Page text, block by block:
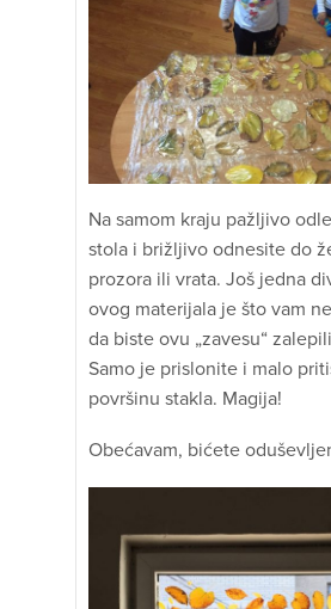
Na samom kraju pažljivo
stola i brižljivo odnesite do
prozora ili vrata. Još jedna
ovog materijala je što vam
da biste ovu „zavesu“
Samo je prislonite i malo
površinu stakla. Magija!
Obećavam, bićete